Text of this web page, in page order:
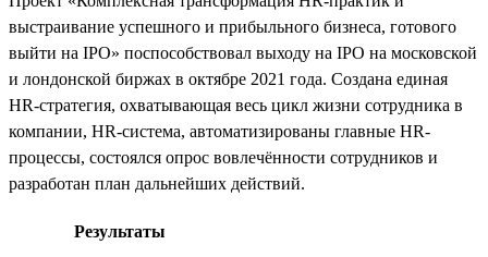
выстраивание успешного и прибыльного бизнеса, готового
выйти на IPO» поспособствовал выходу на IPO на московской
и лондонской биржах в октябре 2021 года. Создана единая
HR-стратегия, охватывающая весь цикл жизни сотрудника в
компании, HR-система, автоматизированы главные HR-
процессы, состоялся опрос вовлечённости сотрудников и
разработан план дальнейших действий.
Результаты